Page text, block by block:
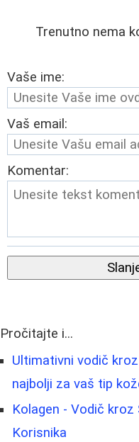
Trenutno nema
Vaše ime:
Vaš email:
Komentar:
Pročitajte i...
Ultimativni vodič
najbolji za vaš tip
Kolagen - Vodič
Korisnika